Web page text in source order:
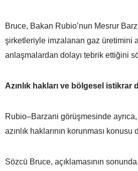
Bruce, Bakan Rubio’nun Mesrur
şirketleriyle imzalanan gaz üretimini
anlaşmalardan dolayı tebrik ettiğini
Azınlık hakları ve bölgesel
Rubio–Barzani görüşmesinde
azınlık haklarının korunması konusu
Sözcü Bruce, açıklamasının